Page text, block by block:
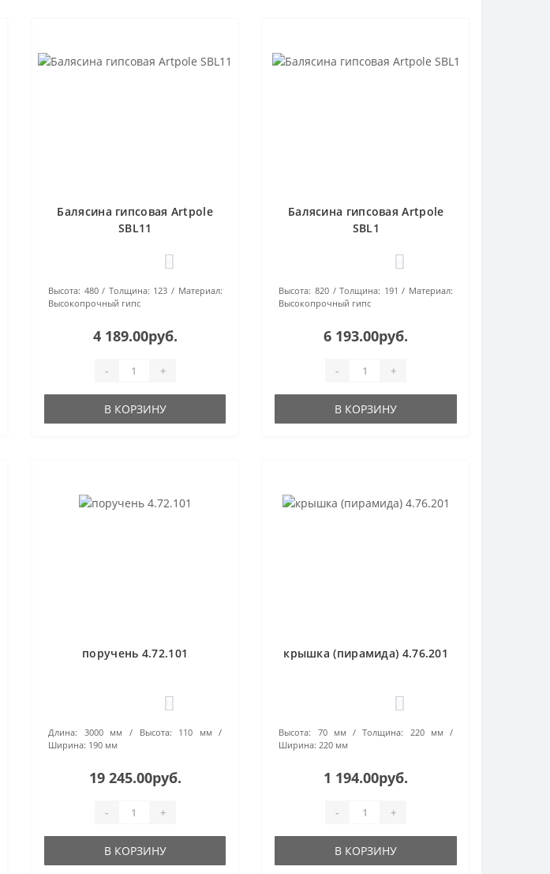
Балясина гипсовая Artpole
SBL11
Высота: 480 Толщина: 123
Материал:
Высокопрочный гипс
4 189.00руб.
- +
В КОРЗИНУ
Балясина гипсовая Artpole
SBL1
Высота: 820 Толщина: 191
Материал:
Высокопрочный гипс
6 193.00руб.
- +
В КОРЗИНУ
поручень 4.72.101
Длина: 3000 мм Высота:
110 мм
Ширина: 190 мм
19 245.00руб.
- +
В КОРЗИНУ
крышка (пирамида) 4.76.201
Высота: 70 мм Толщина:
220 мм
Ширина: 220 мм
1 194.00руб.
- +
В КОРЗИНУ